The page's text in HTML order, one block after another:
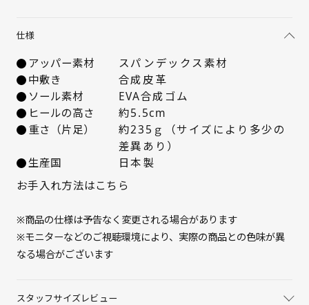
23cm △ 残りわずか
23.5cm △ 残りわずか
24cm × 在庫なし
24.5cm △ 残りわずか
25cm △ 残りわずか
仕様
アッパー素材
スパンデックス素材
中敷き
合成皮革
ソール素材
EVA合成ゴム
ヒールの高さ
約5.5cm
重さ（片足）
約235ｇ（サイズにより多少の
差異あり）
生産国
日本製
お手入れ方法はこちら
※商品の仕様は予告なく変更される場合があります
※モニターなどのご視聴環境により、実際の商品との色味が異
なる場合がございます
スタッフサイズレビュー